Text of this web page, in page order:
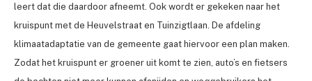
leert dat die daardoor afneemt. Ook wordt er gekeken naar het
kruispunt met de Heuvelstraat en Tuinzigtlaan. De afdeling
klimaatadaptatie van de gemeente gaat hiervoor een plan maken.
Zodat het kruispunt er groener uit komt te zien, auto’s en fietsers